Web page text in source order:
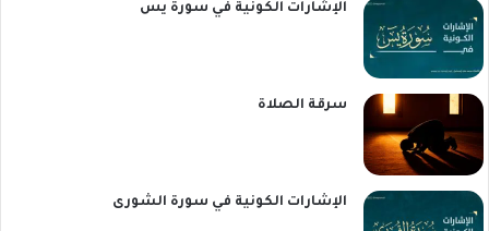
الإشارات الكونية في سورة يس
سرقة الصلاة
الإشارات الكونية في سورة الشورى